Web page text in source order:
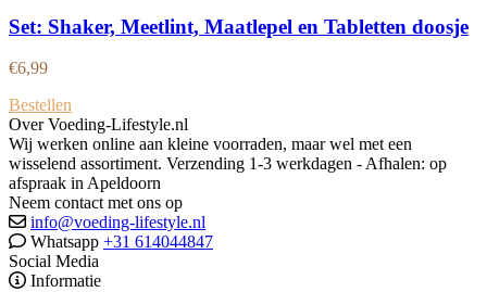
Set: Shaker, Meetlint, Maatlepel en Tabletten doosje
€6,99
Bestellen
Over Voeding-Lifestyle.nl
Wij werken online aan kleine voorraden, maar wel met een
wisselend assortiment. Verzending 1-3 werkdagen - Afhalen: op
afspraak in Apeldoorn
Neem contact met ons op
info@voeding-lifestyle.nl
Whatsapp +31 614044847
Social Media
Informatie